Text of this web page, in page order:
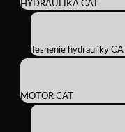
HYDRAULIKA CAT
Tesnenie hydrauliky CAT
MOTOR CAT